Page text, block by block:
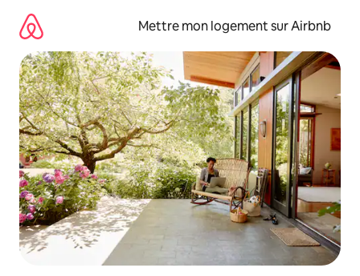
directement
contenu
Mettre mon logement sur Airbnb